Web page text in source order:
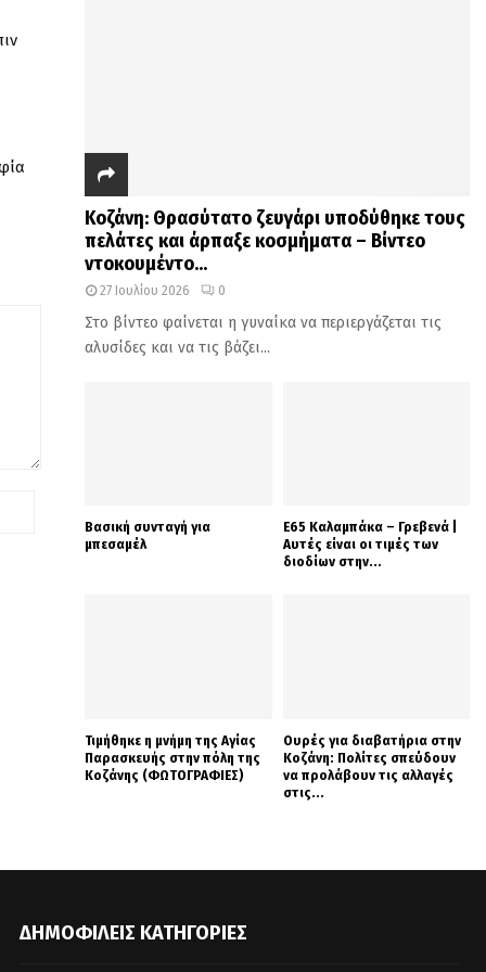
Κοζάνη: Θρασύτατο ζευγάρι υποδύθηκε τους
πελάτες και άρπαξε κοσμήματα – Βίντεο
ντοκουμέντο...
27 Ιουλίου 2026 0
Στο βίντεο φαίνεται η γυναίκα να περιεργάζεται τις
αλυσίδες και να τις βάζει...
Βασική συνταγή για
μπεσαμέλ
Ε65 Καλαμπάκα – Γρεβενά |
Αυτές είναι οι τιμές των
διοδίων στην...
Τιμήθηκε η μνήμη της Αγίας
Παρασκευής στην πόλη της
Κοζάνης (ΦΩΤΟΓΡΑΦΙΕΣ)
Ουρές για διαβατήρια στην
Κοζάνη: Πολίτες σπεύδουν
να προλάβουν τις αλλαγές
στις...
ΔΗΜΟΦΙΛΕΊΣ ΚΑΤΗΓΟΡΊΕΣ